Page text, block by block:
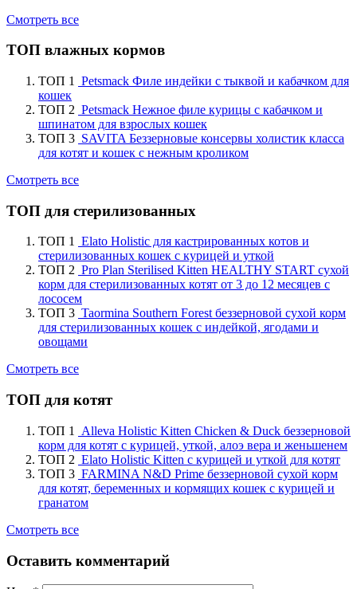
Смотреть все
ТОП влажных кормов
ТОП 1
Petsmack Филе индейки с тыквой и кабачком для
кошек
ТОП 2 Petsmack Нежное филе курицы с кабачком и
шпинатом для взрослых кошек
ТОП 3 SAVITA Беззерновые консервы холистик класса
для котят и кошек с нежным кроликом
Смотреть все
ТОП для стерилизованных
ТОП 1 Elato Holistic для кастрированных котов и
стерилизованных кошек с курицей и уткой
ТОП 2 Pro Plan Sterilised Kitten HEALTHY START сухой
корм для стерилизованных котят от 3 до 12 месяцев с
лососем
ТОП 3 Taormina Southern Forest беззерновой сухой корм
для стерилизованных кошек с индейкой, ягодами и
овощами
Смотреть все
ТОП для котят
ТОП 1
Alleva Holistic Kitten Chicken & Duck беззерновой
корм для котят с курицей, уткой, алоэ вера и женьшенем
ТОП 2 Elato Holistic Kitten с курицей и уткой для котят
ТОП 3 FARMINA N&D Prime беззерновой сухой корм
для котят, беременных и кормящих кошек с курицей и
гранатом
Смотреть все
Оставить комментарий